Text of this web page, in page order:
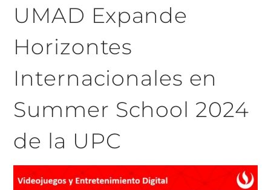
UMAD Expande
Horizontes
Internacionales en
Summer School 2024
de la UPC